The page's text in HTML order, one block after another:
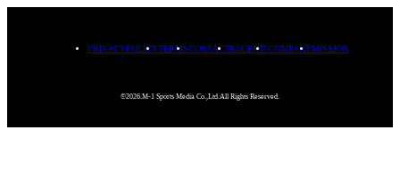
PRIVACYPOLICYTERMSCONTACTRECRUITCOMPANYMISSION
©2026.M-1 Sports Media Co.,Ltd.All Rights Reserved.